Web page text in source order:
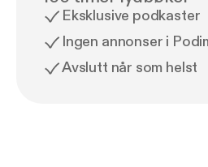
Eksklusive podkaster
Ingen annonser i
Avslutt når som helst